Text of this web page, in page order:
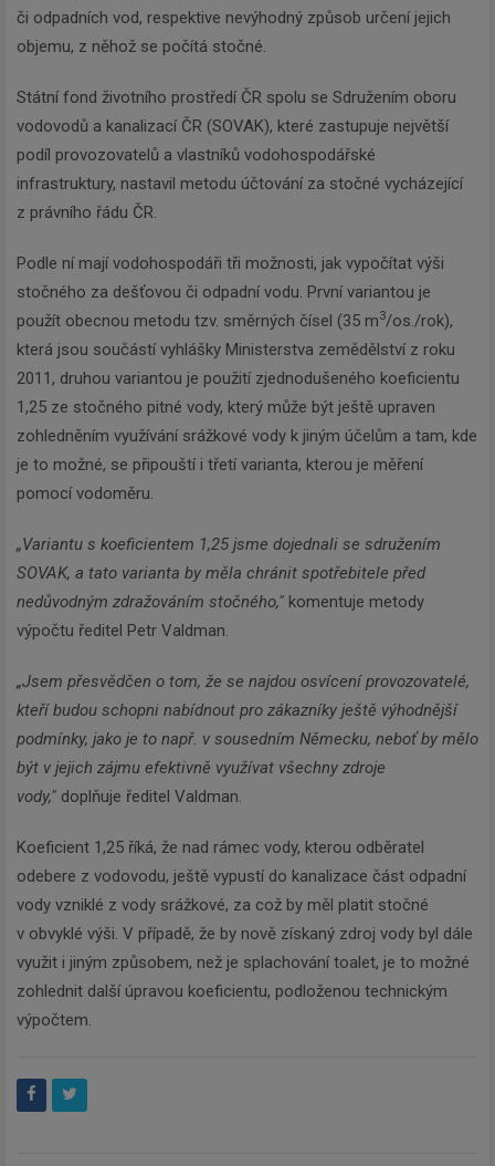
či odpadních vod, respektive nevýhodný způsob určení jejich
objemu, z něhož se počítá stočné.
Státní fond životního prostředí ČR spolu se Sdružením oboru
vodovodů a kanalizací ČR (SOVAK), které zastupuje největší
podíl provozovatelů a vlastníků vodohospodářské
infrastruktury, nastavil metodu účtování za stočné vycházející
z právního řádu ČR.
Podle ní mají vodohospodáři tři možnosti, jak vypočítat výši
stočného za dešťovou či odpadní vodu. První variantou je
použít obecnou metodu tzv. směrných čísel (35 m3/os./rok),
která jsou součástí vyhlášky Ministerstva zemědělství z roku
2011, druhou variantou je použití zjednodušeného koeficientu
1,25 ze stočného pitné vody, který může být ještě upraven
zohledněním využívání srážkové vody k jiným účelům a tam, kde
je to možné, se připouští i třetí varianta, kterou je měření
pomocí vodoměru.
„Variantu s koeficientem 1,25 jsme dojednali se sdružením
SOVAK, a tato varianta by měla chránit spotřebitele před
nedůvodným zdražováním stočného," komentuje metody
výpočtu ředitel Petr Valdman.
„Jsem přesvědčen o tom, že se najdou osvícení provozovatelé,
kteří budou schopni nabídnout pro zákazníky ještě výhodnější
podmínky, jako je to např. v sousedním Německu, neboť by mělo
být v jejich zájmu efektivně využívat všechny zdroje
vody," doplňuje ředitel Valdman.
Koeficient 1,25 říká, že nad rámec vody, kterou odběratel
odebere z vodovodu, ještě vypustí do kanalizace část odpadní
vody vzniklé z vody srážkové, za což by měl platit stočné
v obvyklé výši. V případě, že by nově získaný zdroj vody byl dále
využit i jiným způsobem, než je splachování toalet, je to možné
zohlednit další úpravou koeficientu, podloženou technickým
výpočtem.